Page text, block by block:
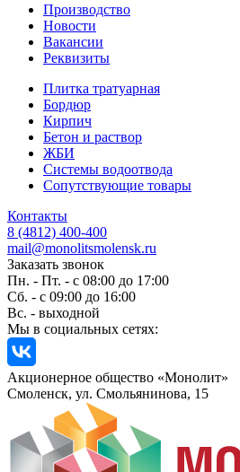
Производство
Новости
Вакансии
Реквизиты
Плитка тратуарная
Бордюр
Кирпич
Бетон и раствор
ЖБИ
Системы водоотвода
Сопутствующие товары
Контакты
8 (4812) 400-400
mail@monolitsmolensk.ru
Заказать звонок
Пн. - Пт. - с 08:00 до 17:00
Сб. - с 09:00 до 16:00
Вс. - выходной
Мы в социальных сетях:
Акционерное общество «Монолит»
Смоленск, ул. Смольянинова, 15